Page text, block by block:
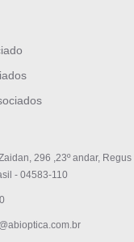
296 ,23º andar, Regus
- 04583-110